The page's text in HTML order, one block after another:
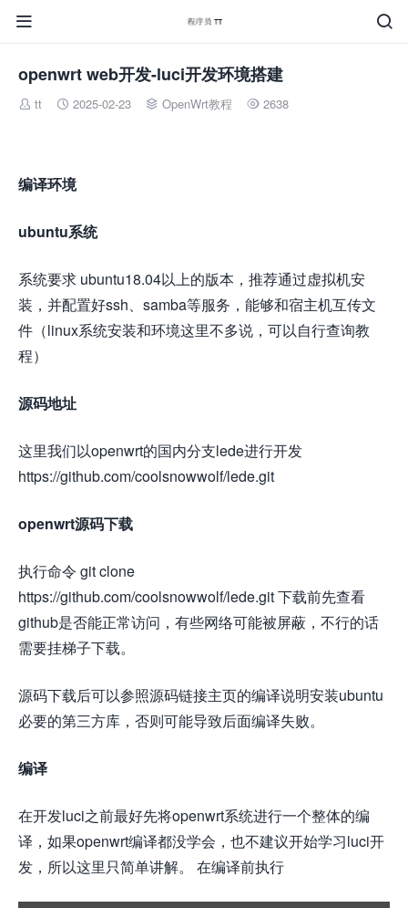


openwrt web开发-luci开发环境搭建
 tt  2025-02-23  OpenWrt教程  2638
编译环境
ubuntu系统
系统要求 ubuntu18.04以上的版本，推荐通过虚拟机安
装，并配置好ssh、samba等服务，能够和宿主机互传文
件（linux系统安装和环境这里不多说，可以自行查询教
程）
源码地址
这里我们以openwrt的国内分支lede进行开发
https://github.com/coolsnowwolf/lede.git
openwrt源码下载
执行命令 git clone
https://github.com/coolsnowwolf/lede.git 下载前先查看
github是否能正常访问，有些网络可能被屏蔽，不行的话
需要挂梯子下载。
源码下载后可以参照源码链接主页的编译说明安装ubuntu
必要的第三方库，否则可能导致后面编译失败。
编译
在开发luci之前最好先将openwrt系统进行一个整体的编
译，如果openwrt编译都没学会，也不建议开始学习luci开
发，所以这里只简单讲解。 在编译前执行